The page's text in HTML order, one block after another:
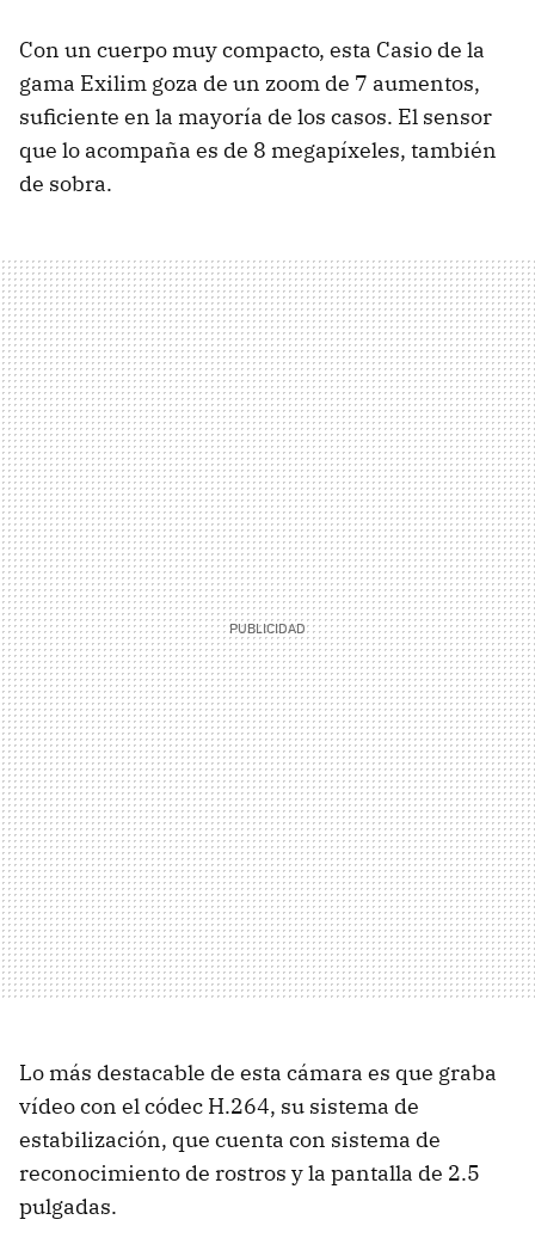
Con un cuerpo muy compacto, esta Casio de la
gama Exilim goza de un zoom de 7 aumentos,
suficiente en la mayoría de los casos. El sensor
que lo acompaña es de 8 megapíxeles, también
de sobra.
Lo más destacable de esta cámara es que graba
vídeo con el códec H.264, su sistema de
estabilización, que cuenta con sistema de
reconocimiento de rostros y la pantalla de 2.5
pulgadas.